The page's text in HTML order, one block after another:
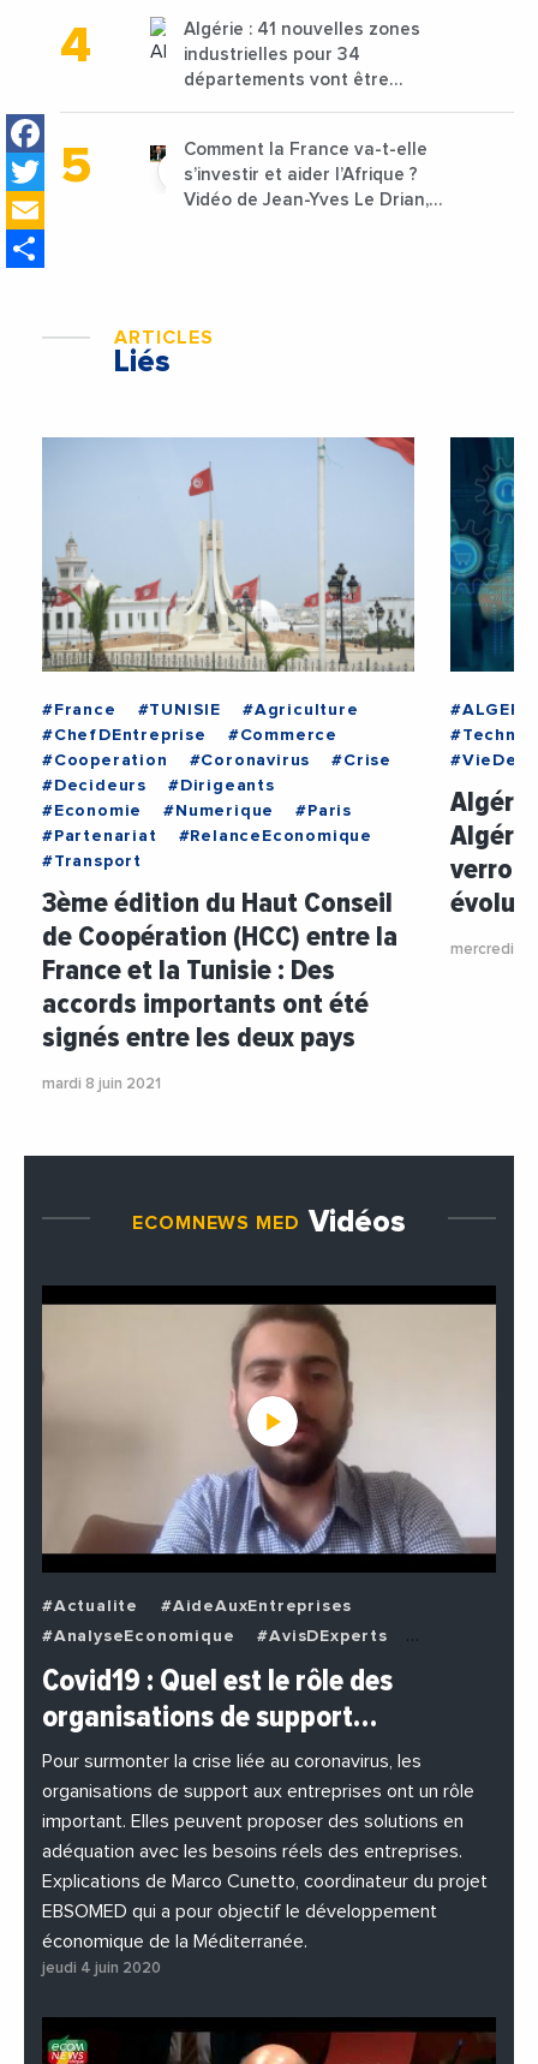
Facebook
Twitter
Algérie : 41 nouvelles zones
industrielles pour 34
départements vont être
Comment la France va-t-elle
s’investir et aider l’Afrique ?
Vidéo de Jean-Yves Le Drian,
ARTICLES
Liés
#France #TUNISIE
#Agriculture
#ChefDEntreprise
#Commerce
#Cooperation
#Coronavirus
#Crise
#Decideurs
#Dirigeants
#Economie
#Numerique
#Paris
#Partenariat
#RelanceEconomique
#Transport
3ème édition du Haut Conseil
de Coopération (HCC) entre la
France et la Tunisie : Des
accords importants ont été
signés entre les deux pays
mardi 8 juin 2021
#ALGERIE
mercredi 13
ECOMNEWS MED Vidéos
#Actualite
#AideAuxEntreprises
#AnalyseEconomique
#AvisDExperts
#BuzzNews
#Decideurs
#EchangesMediterraneens
#Economie
#EnDirectDe
#Entreprises
#Institutions
#PhotosEtVideos
Covid19 : Quel est le rôle des
organisations de support…
Pour surmonter la crise liée au coronavirus, les
organisations de support aux entreprises ont un rôle
important. Elles peuvent proposer des solutions en
adéquation avec les besoins réels des entreprises.
Explications de Marco Cunetto, coordinateur du projet
EBSOMED qui a pour objectif le développement
économique de la Méditerranée.
jeudi 4 juin 2020